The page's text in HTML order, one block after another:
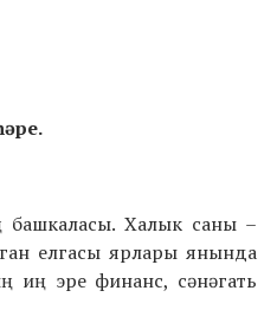
башкаласы. Халык саны –
елгасы ярлары янында
эре финанс, сәнәгать